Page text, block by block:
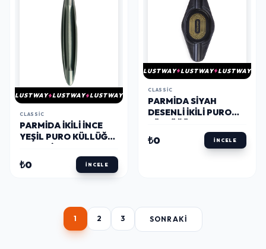
LUSTWAY LUSTWAY LUSTWAY
CLASSIC
PARMIDA İKILI İNCE
YEŞIL PURO KÜLLÜĞÜ
₺0 İNCELE
LUSTWAY LUSTWAY LUSTWAY
CLASSIC
PARMIDA SIYAH
DESENLI İKILI PURO
PARMIDA
₺0 İNCELE
1 2 3 SONRAKI